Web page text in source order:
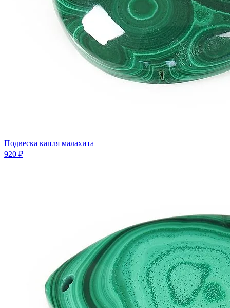
Подвеска капля малахита
920 ₽